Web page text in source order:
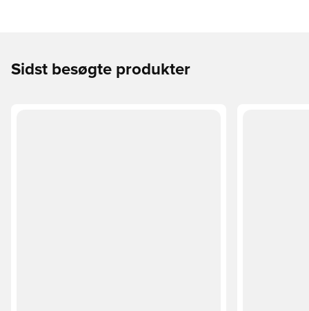
Sidst besøgte produkter